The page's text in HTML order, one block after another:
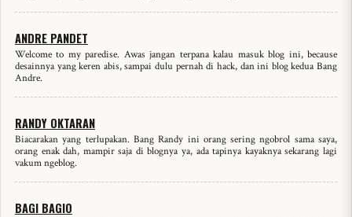
ANDRE PANDET
Welcome to my paredise. Awas jangan terpana kalau masuk blog ini, because
desainnya yang keren abis, sampai dulu pernah di hack, dan ini blog kedua Bang
Andre.
RANDY OKTARAN
Biacarakan yang terlupakan. Bang Randy ini orang sering ngobrol sama saya,
orang enak dah, mampir saja di blognya ya, ada tapinya kayaknya sekarang lagi
vakum ngeblog.
BAGI BAGIO